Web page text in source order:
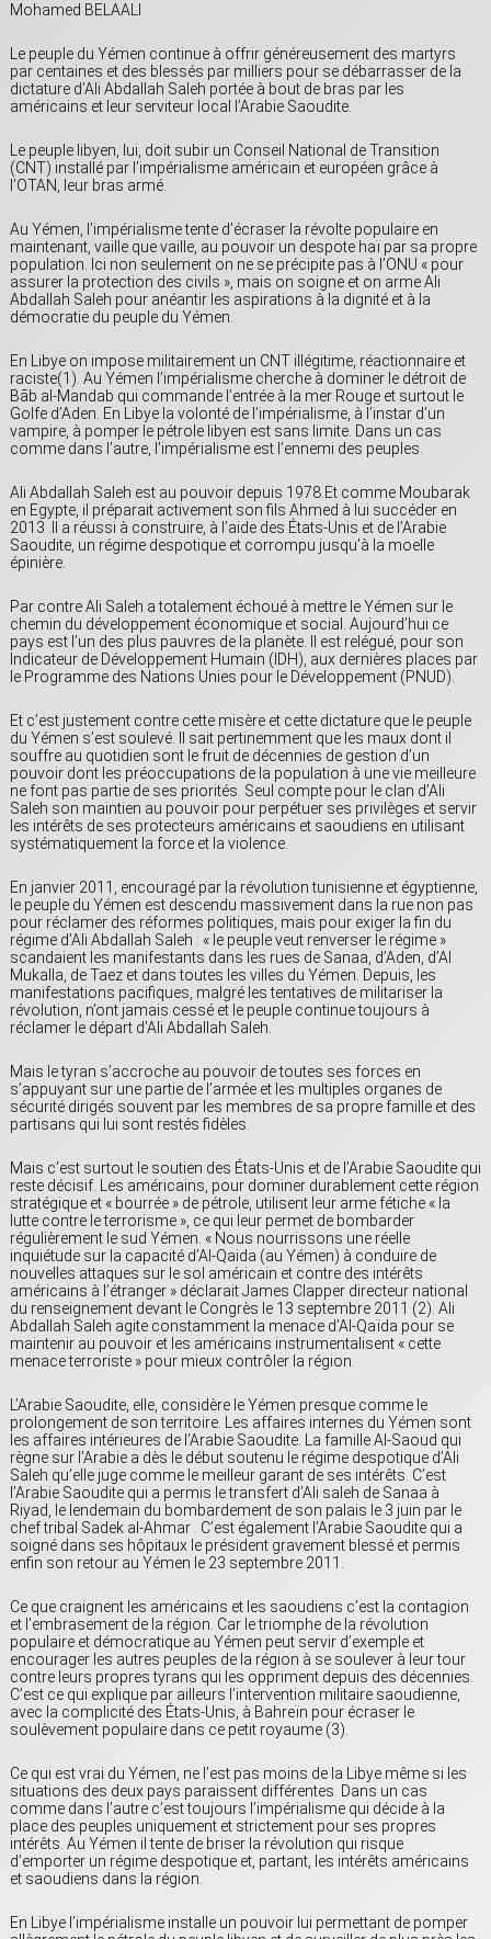
Mohamed BELAALI
Le peuple du Yémen continue à offrir généreusement des martyrs
par centaines et des blessés par milliers pour se débarrasser de la
dictature d’Ali Abdallah Saleh portée à bout de bras par les
américains et leur serviteur local l’Arabie Saoudite.
Le peuple libyen, lui, doit subir un Conseil National de Transition
(CNT) installé par l’impérialisme américain et européen grâce à
l’OTAN, leur bras armé.
Au Yémen, l’impérialisme tente d’écraser la révolte populaire en
maintenant, vaille que vaille, au pouvoir un despote haï par sa propre
population. Ici non seulement on ne se précipite pas à l’ONU « pour
assurer la protection des civils », mais on soigne et on arme Ali
Abdallah Saleh pour anéantir les aspirations à la dignité et à la
démocratie du peuple du Yémen.
En Libye on impose militairement un CNT illégitime, réactionnaire et
raciste(1). Au Yémen l’impérialisme cherche à dominer le détroit de
Bāb al-Mandab qui commande l’entrée à la mer Rouge et surtout le
Golfe d’Aden. En Libye la volonté de l’impérialisme, à l’instar d’un
vampire, à pomper le pétrole libyen est sans limite. Dans un cas
comme dans l’autre, l’impérialisme est l’ennemi des peuples.
Ali Abdallah Saleh est au pouvoir depuis 1978.Et comme Moubarak
en Egypte, il préparait activement son fils Ahmed à lui succéder en
2013 .Il a réussi à construire, à l’aide des États-Unis et de l’Arabie
Saoudite, un régime despotique et corrompu jusqu’à la moelle
épinière.
Par contre Ali Saleh a totalement échoué à mettre le Yémen sur le
chemin du développement économique et social. Aujourd’hui ce
pays est l’un des plus pauvres de la planète. Il est relégué, pour son
Indicateur de Développement Humain (IDH), aux dernières places par
le Programme des Nations Unies pour le Développement (PNUD).
Et c’est justement contre cette misère et cette dictature que le peuple
du Yémen s’est soulevé. Il sait pertinemment que les maux dont il
souffre au quotidien sont le fruit de décennies de gestion d’un
pouvoir dont les préoccupations de la population à une vie meilleure
ne font pas partie de ses priorités. Seul compte pour le clan d’Ali
Saleh son maintien au pouvoir pour perpétuer ses privilèges et servir
les intérêts de ses protecteurs américains et saoudiens en utilisant
systématiquement la force et la violence.
En janvier 2011, encouragé par la révolution tunisienne et égyptienne,
le peuple du Yémen est descendu massivement dans la rue non pas
pour réclamer des réformes politiques, mais pour exiger la fin du
régime d’Ali Abdallah Saleh : « le peuple veut renverser le régime »
scandaient les manifestants dans les rues de Sanaa, d’Aden, d’Al
Mukalla, de Taez et dans toutes les villes du Yémen. Depuis, les
manifestations pacifiques, malgré les tentatives de militariser la
révolution, n’ont jamais cessé et le peuple continue toujours à
réclamer le départ d’Ali Abdallah Saleh.
Mais le tyran s’accroche au pouvoir de toutes ses forces en
s’appuyant sur une partie de l’armée et les multiples organes de
sécurité dirigés souvent par les membres de sa propre famille et des
partisans qui lui sont restés fidèles.
Mais c’est surtout le soutien des États-Unis et de l’Arabie Saoudite qui
reste décisif. Les américains, pour dominer durablement cette région
stratégique et « bourrée » de pétrole, utilisent leur arme fétiche « la
lutte contre le terrorisme », ce qui leur permet de bombarder
régulièrement le sud Yémen. « Nous nourrissons une réelle
inquiétude sur la capacité d’Al-Qaida (au Yémen) à conduire de
nouvelles attaques sur le sol américain et contre des intérêts
américains à l’étranger » déclarait James Clapper directeur national
du renseignement devant le Congrès le 13 septembre 2011 (2). Ali
Abdallah Saleh agite constamment la menace d’Al-Qaïda pour se
maintenir au pouvoir et les américains instrumentalisent « cette
menace terroriste » pour mieux contrôler la région.
L’Arabie Saoudite, elle, considère le Yémen presque comme le
prolongement de son territoire. Les affaires internes du Yémen sont
les affaires intérieures de l’Arabie Saoudite. La famille Al-Saoud qui
règne sur l’Arabie a dès le début soutenu le régime despotique d’Ali
Saleh qu’elle juge comme le meilleur garant de ses intérêts. C’est
l’Arabie Saoudite qui a permis le transfert d’Ali saleh de Sanaa à
Riyad, le lendemain du bombardement de son palais le 3 juin par le
chef tribal Sadek al-Ahmar . C’est également l’Arabie Saoudite qui a
soigné dans ses hôpitaux le président gravement blessé et permis
enfin son retour au Yémen le 23 septembre 2011.
Ce que craignent les américains et les saoudiens c’est la contagion
et l’embrasement de la région. Car le triomphe de la révolution
populaire et démocratique au Yémen peut servir d’exemple et
encourager les autres peuples de la région à se soulever à leur tour
contre leurs propres tyrans qui les oppriment depuis des décennies.
C’est ce qui explique par ailleurs l’intervention militaire saoudienne,
avec la complicité des États-Unis, à Bahreïn pour écraser le
soulèvement populaire dans ce petit royaume (3).
Ce qui est vrai du Yémen, ne l’est pas moins de la Libye même si les
situations des deux pays paraissent différentes. Dans un cas
comme dans l’autre c’est toujours l’impérialisme qui décide à la
place des peuples uniquement et strictement pour ses propres
intérêts. Au Yémen il tente de briser la révolution qui risque
d’emporter un régime despotique et, partant, les intérêts américains
et saoudiens dans la région.
En Libye l’impérialisme installe un pouvoir lui permettant de pomper